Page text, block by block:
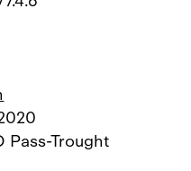
Pass-Trought